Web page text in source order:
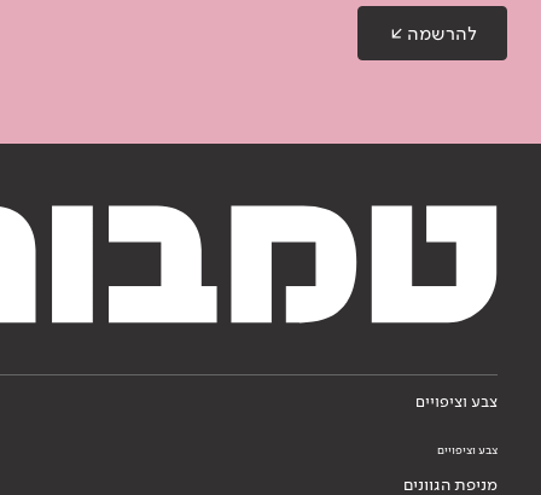
להרשמה
צבע וציפויים
צבע וציפויים
מניפת הגוונים